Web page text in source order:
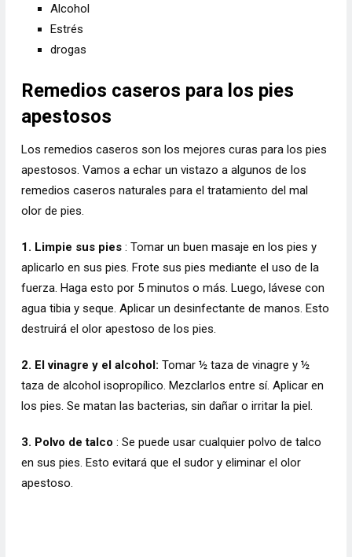
Alcohol
Estrés
drogas
Remedios caseros para los pies
apestosos
Los remedios caseros son los mejores curas para los pies
apestosos. Vamos a echar un vistazo a algunos de los
remedios caseros naturales para el tratamiento del mal
olor de pies.
1. Limpie sus pies: Tomar un buen masaje en los pies y
aplicarlo en sus pies. Frote sus pies mediante el uso de la
fuerza. Haga esto por 5 minutos o más. Luego, lávese con
agua tibia y seque. Aplicar un desinfectante de manos. Esto
destruirá el olor apestoso de los pies.
2. El vinagre y el alcohol: Tomar ½ taza de vinagre y ½
taza de alcohol isopropílico. Mezclarlos entre sí. Aplicar en
los pies. Se matan las bacterias, sin dañar o irritar la piel.
3. Polvo de talco : Se puede usar cualquier polvo de talco
en sus pies. Esto evitará que el sudor y eliminar el olor
apestoso.